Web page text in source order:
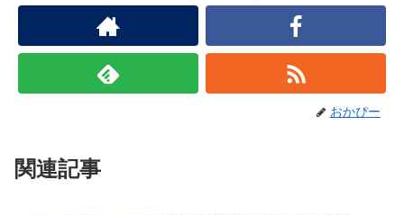
おかぴー
関連記事